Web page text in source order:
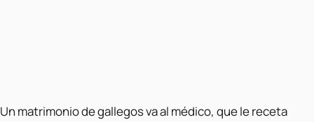
Un matrimonio de gallegos va al médico, que le receta